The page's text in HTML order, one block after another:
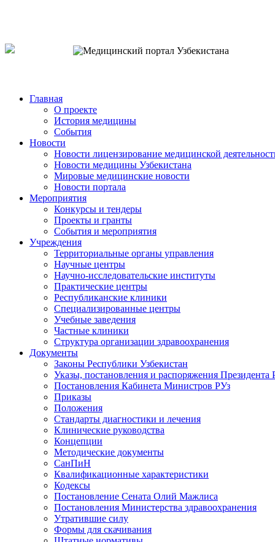
Главная
О проекте
История медицины
События
Новости
Новости лицензирование медицинской
Новости медицины Узбекистана
Мировые медицинские новости
Новости портала
Мероприятия
Конкурсы и тендеры
Проекты и гранты
События и мероприятия
Учреждения
Территориальные органы управления
Научные центры
Научно-исследовательские институты
Практические центры
Республиканские клиники
Специализированные центры
Учебные заведения
Частные клиники
Структура организации здравоохранения
Документы
Законы Республики Узбекистан
Указы, постановления и распоряжения Президента
Постановления Кабинета Министров РУз
Приказы
Положения
Стандарты диагностики и лечения
Клинические руководства
Концепции
Методические документы
СанПиН
Квалификационные характеристики
Кодексы
Постановление Сената Олий Мажлиса
Постановления Министерства здравоохранения
Утратившие силу
Формы для скачивания